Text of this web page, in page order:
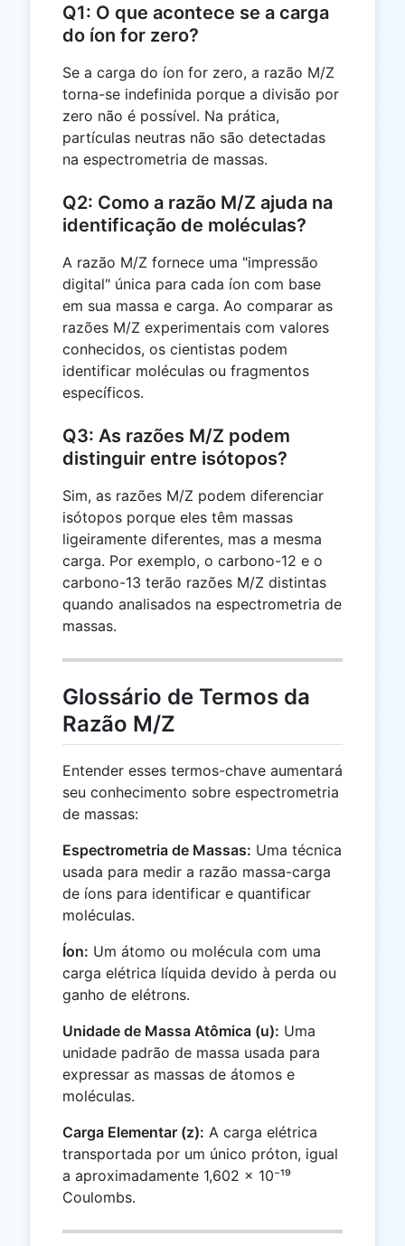
Q1: O que acontece se a carga
do íon for zero?
Se a carga do íon for zero, a razão M/Z
torna-se indefinida porque a divisão por
zero não é possível. Na prática,
partículas neutras não são detectadas
na espectrometria de massas.
Q2: Como a razão M/Z ajuda na
identificação de moléculas?
A razão M/Z fornece uma "impressão
digital" única para cada íon com base
em sua massa e carga. Ao comparar as
razões M/Z experimentais com valores
conhecidos, os cientistas podem
identificar moléculas ou fragmentos
específicos.
Q3: As razões M/Z podem
distinguir entre isótopos?
Sim, as razões M/Z podem diferenciar
isótopos porque eles têm massas
ligeiramente diferentes, mas a mesma
carga. Por exemplo, o carbono-12 e o
carbono-13 terão razões M/Z distintas
quando analisados na espectrometria de
massas.
Glossário de Termos da
Razão M/Z
Entender esses termos-chave aumentará
seu conhecimento sobre espectrometria
de massas:
Espectrometria de Massas: Uma técnica
usada para medir a razão massa-carga
de íons para identificar e quantificar
moléculas.
Íon: Um átomo ou molécula com uma
carga elétrica líquida devido à perda ou
ganho de elétrons.
Unidade de Massa Atômica (u): Uma
unidade padrão de massa usada para
expressar as massas de átomos e
moléculas.
Carga Elementar (z): A carga elétrica
transportada por um único próton, igual
a aproximadamente 1,602 × 10⁻¹⁹
Coulombs.